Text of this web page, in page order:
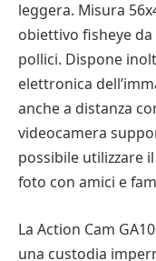
leggera. Misura
obiettivo fisheye
pollici. Dispone
elettronica
anche a distanza
videocamera
possibile utilizzare
foto con amici e
La Action Cam
una custodia